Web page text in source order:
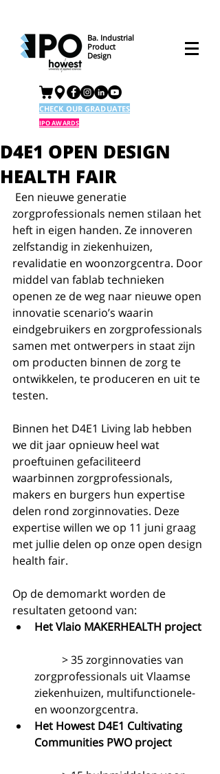
Ba. Industrial
Product
Design
CHECK OUR GRADUATES
IPO AWARDS
D4E1 OPEN DESIGN
HEALTH FAIR
zorgprofessionals nemen stilaan het
heft in eigen handen. Ze innoveren
zelfstandig in ziekenhuizen,
revalidatie en woonzorgcentra. Door
middel van fablab technieken
openen ze de weg naar nieuwe open
innovatie scenario’s waarin
eindgebruikers en zorgprofessionals
samen met ontwerpers in staat zijn
om producten binnen de zorg te
ontwikkelen, te produceren en uit te
testen.
Binnen het D4E1 Living lab hebben
we dit jaar opnieuw heel wat
proeftuinen gefaciliteerd
waarbinnen zorgprofessionals,
makers en burgers hun expertise
delen rond zorginnovaties. Deze
expertise willen we op 11 juni graag
met jullie delen op onze open design
health fair.
Op de demomarkt worden de
resultaten getoond van:
Het Vlaio MAKERHEALTH project
zorgprofessionals uit Vlaamse
ziekenhuizen, multifunctionele-
en woonzorgcentra.
Het Howest D4E1 Cultivating
Communities PWO project